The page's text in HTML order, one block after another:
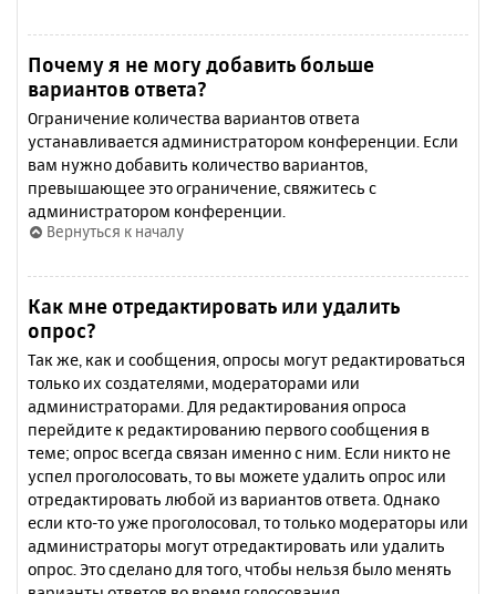
Почему я не могу добавить больше
вариантов ответа?
Ограничение количества вариантов ответа
устанавливается администратором конференции. Если
вам нужно добавить количество вариантов,
превышающее это ограничение, свяжитесь с
администратором конференции.
Вернуться к началу
Как мне отредактировать или удалить
опрос?
Так же, как и сообщения, опросы могут редактироваться
только их создателями, модераторами или
администраторами. Для редактирования опроса
перейдите к редактированию первого сообщения в
теме; опрос всегда связан именно с ним. Если никто не
успел проголосовать, то вы можете удалить опрос или
отредактировать любой из вариантов ответа. Однако
если кто-то уже проголосовал, то только модераторы или
администраторы могут отредактировать или удалить
опрос. Это сделано для того, чтобы нельзя было менять